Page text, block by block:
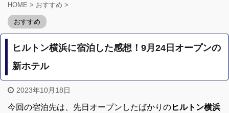
HOME > おすすめ >
おすすめ
ヒルトン横浜に宿泊した感想！9月24日オープンの
新ホテル
2023年10月18日
今回の宿泊先は、先日オープンしたばかりのヒルトン横浜